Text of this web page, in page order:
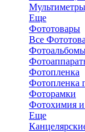
Еще
Фототовары
Все
Фотопленка
Фотопленка
Фоторамки
Фотохимия и
Еще